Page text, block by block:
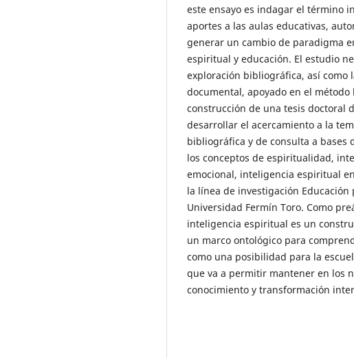
este ensayo es indagar el término
aportes a las aulas educativas,
generar un cambio de paradigma
espiritual y educación. El estudio
exploración bibliográfica, así como
documental, apoyado en el
construcción de una tesis doctoral
desarrollar el acercamiento a la
bibliográfica y de consulta a
los conceptos de espiritualidad,
emocional, inteligencia espiritual
la línea de investigación Educación
Universidad Fermín Toro. Como
inteligencia espiritual es un
un marco ontológico para
como una posibilidad para la
que va a permitir mantener en los
conocimiento y transformación